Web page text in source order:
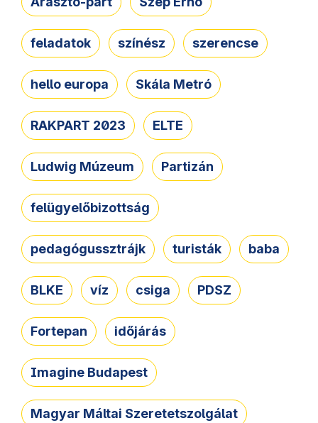
feladatok színész szerencse
hello europa Skála Metró
RAKPART 2023 ELTE
Ludwig Múzeum Partizán
felügyelőbizottság
pedagógussztrájk turisták baba
BLKE víz csiga PDSZ
Fortepan időjárás
Imagine Budapest
Magyar Máltai Szeretetszolgálat